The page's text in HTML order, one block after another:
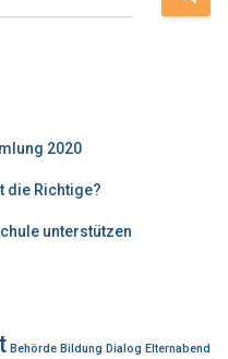
2020
die Richtige?
unterstützen
Behörde Bildung Dialog Elternabend